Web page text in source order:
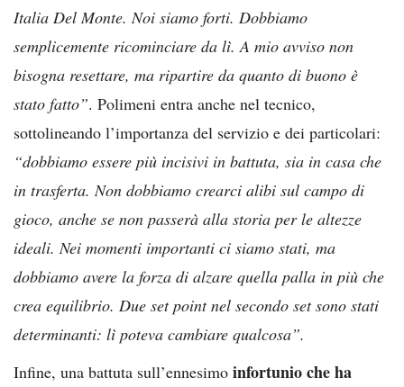
Italia Del Monte. Noi siamo forti. Dobbiamo
semplicemente ricominciare da lì. A mio avviso non
bisogna resettare, ma ripartire da quanto di buono è
stato fatto”. Polimeni entra anche nel tecnico,
sottolineando l’importanza del servizio e dei particolari:
“dobbiamo essere più incisivi in battuta, sia in casa che
in trasferta. Non dobbiamo crearci alibi sul campo di
gioco, anche se non passerà alla storia per le altezze
ideali. Nei momenti importanti ci siamo stati, ma
dobbiamo avere la forza di alzare quella palla in più che
crea equilibrio. Due set point nel secondo set sono stati
determinanti: lì poteva cambiare qualcosa”.
Infine, una battuta sull’ennesimo infortunio che ha